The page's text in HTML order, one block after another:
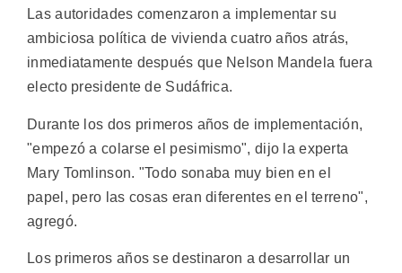
Las autoridades comenzaron a implementar su
ambiciosa política de vivienda cuatro años atrás,
inmediatamente después que Nelson Mandela fuera
electo presidente de Sudáfrica.
Durante los dos primeros años de implementación,
"empezó a colarse el pesimismo", dijo la experta
Mary Tomlinson. "Todo sonaba muy bien en el
papel, pero las cosas eran diferentes en el terreno",
agregó.
Los primeros años se destinaron a desarrollar un